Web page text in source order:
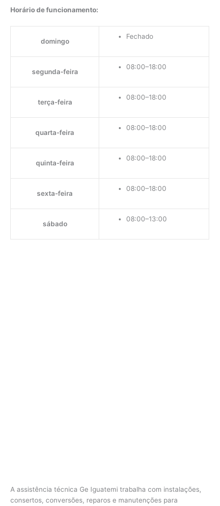
Horário de funcionamento:
domingo
Fechado
segunda-feira
08:00–18:00
terça-feira
08:00–18:00
quarta-feira
08:00–18:00
quinta-feira
08:00–18:00
sexta-feira
08:00–18:00
sábado
08:00–13:00
A assistência técnica Ge Iguatemi trabalha com instalações,
consertos, conversões, reparos e manutenções para